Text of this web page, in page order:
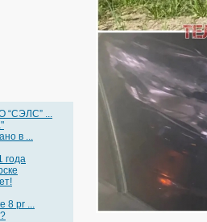
“СЭЛС” ...
в ...
года
8 pr ...